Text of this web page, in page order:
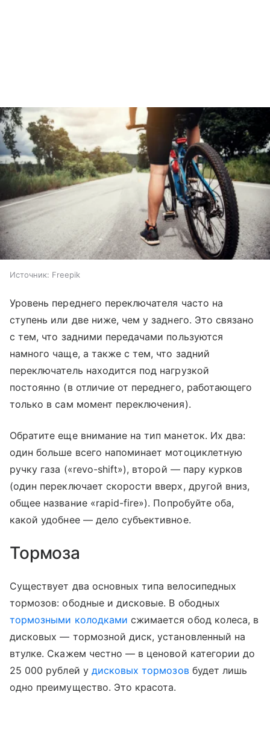
Источник: Freepik
Уровень переднего переключателя часто на
ступень или две ниже, чем у заднего. Это связано
с тем, что задними передачами пользуются
намного чаще, а также с тем, что задний
переключатель находится под нагрузкой
постоянно (в отличие от переднего, работающего
только в сам момент переключения).
Обратите еще внимание на тип манеток. Их два:
один больше всего напоминает мотоциклетную
ручку газа («revo-shift»), второй — пару курков
(один переключает скорости вверх, другой вниз,
общее название «rapid-fire»). Попробуйте оба,
какой удобнее — дело субъективное.
Тормоза
Существует два основных типа велосипедных
тормозов: ободные и дисковые. В ободных
тормозными колодками сжимается обод колеса, в
дисковых — тормозной диск, установленный на
втулке. Скажем честно — в ценовой категории до
25 000 рублей у дисковых тормозовбудет лишь
одно преимущество. Это красота.